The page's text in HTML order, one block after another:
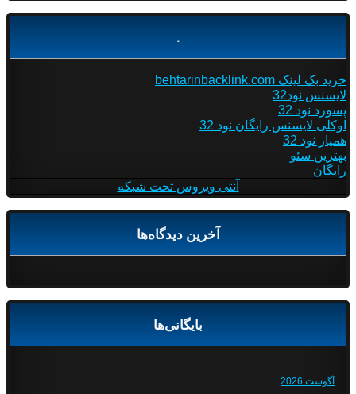
.
خرید بک لینک behtarinbacklink.com
لایسنس نود32
پسورد نود 32
اوکلی لایسنس رایگان نود 32
همیار نود 32
بهترین سئو
رایگان
آنتی ویروس تحت شبکه
آخرین دیدگاه‌ها
بایگانی‌ها
آگوست 2026